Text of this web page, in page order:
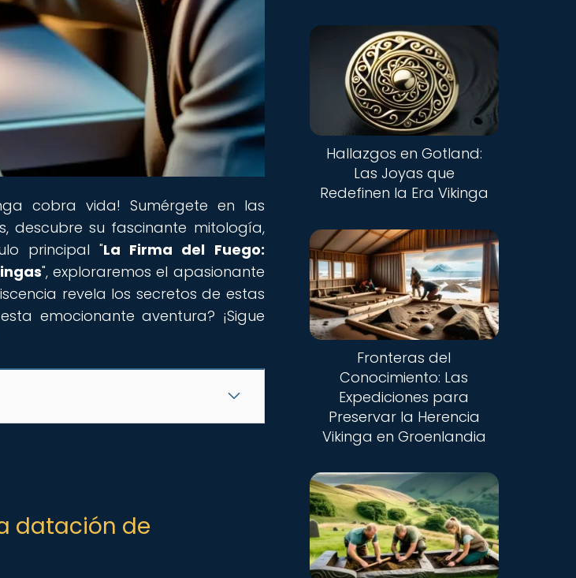
cobra vida! Sumérgete en las
descubre su fascinante mitología,
principal "La Firma del Fuego:
", exploraremos el apasionante
revela los secretos de estas
emocionante aventura? ¡Sigue
datación de
Hallazgos en Gotland:
Las Joyas que
Redefinen la Era Vikinga
Fronteras del
Conocimiento: Las
Expediciones para
Preservar la Herencia
Vikinga en Groenlandia